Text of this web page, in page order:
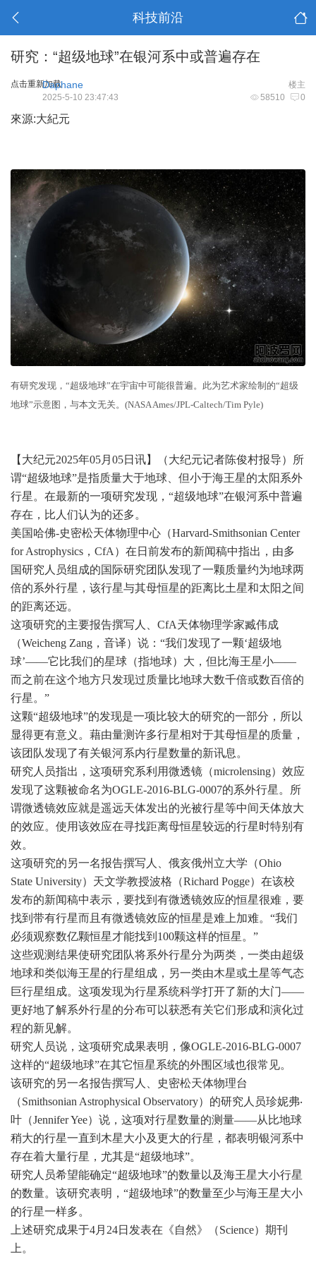
科技前沿
研究：“超级地球”在银河系中或普遍存在
点击重新加载 楼主
Daphane
58510 0
2025-5-10 23:47:43
來源:大紀元
有研究发现，“超级地球”在宇宙中可能很普遍。此为艺术家绘制的“超级
地球”示意图，与本文无关。(NASA Ames/JPL-Caltech/Tim Pyle)
【大纪元2025年05月05日讯】（大纪元记者陈俊村报导）所
谓“超级地球”是指质量大于地球、但小于海王星的太阳系外
行星。在最新的一项研究发现，“超级地球”在银河系中普遍
存在，比人们认为的还多。
美国哈佛-史密松天体物理中心（Harvard-Smithsonian Center
for Astrophysics，CfA）在日前发布的新闻稿中指出，由多
国研究人员组成的国际研究团队发现了一颗质量约为地球两
倍的系外行星，该行星与其母恒星的距离比土星和太阳之间
的距离还远。
这项研究的主要报告撰写人、CfA天体物理学家臧伟成
（Weicheng Zang，音译）说：“我们发现了一颗‘超级地
球’——它比我们的星球（指地球）大，但比海王星小——
而之前在这个地方只发现过质量比地球大数千倍或数百倍的
行星。”
这颗“超级地球”的发现是一项比较大的研究的一部分，所以
显得更有意义。藉由量测许多行星相对于其母恒星的质量，
该团队发现了有关银河系内行星数量的新讯息。
研究人员指出，这项研究系利用微透镜（microlensing）效应
发现了这颗被命名为OGLE-2016-BLG-0007的系外行星。所
谓微透镜效应就是遥远天体发出的光被行星等中间天体放大
的效应。使用该效应在寻找距离母恒星较远的行星时特别有
效。
这项研究的另一名报告撰写人、俄亥俄州立大学（Ohio
State University）天文学教授波格（Richard Pogge）在该校
发布的新闻稿中表示，要找到有微透镜效应的恒星很难，要
找到带有行星而且有微透镜效应的恒星是难上加难。“我们
必须观察数亿颗恒星才能找到100颗这样的恒星。”
这些观测结果使研究团队将系外行星分为两类，一类由超级
地球和类似海王星的行星组成，另一类由木星或土星等气态
巨行星组成。这项发现为行星系统科学打开了新的大门——
更好地了解系外行星的分布可以获悉有关它们形成和演化过
程的新见解。
研究人员说，这项研究成果表明，像OGLE-2016-BLG-0007
这样的“超级地球”在其它恒星系统的外围区域也很常见。
该研究的另一名报告撰写人、史密松天体物理台
（Smithsonian Astrophysical Observatory）的研究人员珍妮弗‧
叶（Jennifer Yee）说，这项对行星数量的测量——从比地球
稍大的行星一直到木星大小及更大的行星，都表明银河系中
存在着大量行星，尤其是“超级地球”。
研究人员希望能确定“超级地球”的数量以及海王星大小行星
的数量。该研究表明，“超级地球”的数量至少与海王星大小
的行星一样多。
上述研究成果于4月24日发表在《自然》（Science）期刊
上。